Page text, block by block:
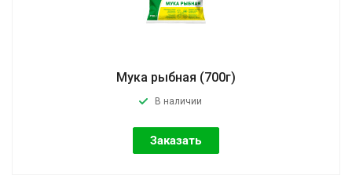
Мука рыбная (700г)
В наличии
Заказать